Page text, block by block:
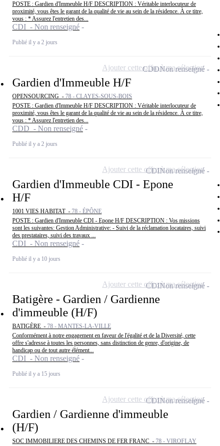
POSTE : Gardien d'Immeuble H/F DESCRIPTION : Véritable interlocuteur de
proximité, vous êtes le garant de la qualité de vie au sein de la résidence. À ce titre,
vous : * Assurez l'entretien des...
CDI - Non renseigné
Publié il y a 2 jours
Gardien d'Immeuble H/F
OPENSOURCING - 78 - CLAYES-SOUS-BOIS
POSTE : Gardien d'Immeuble H/F DESCRIPTION : Véritable interlocuteur de
proximité, vous êtes le garant de la qualité de vie au sein de la résidence. À ce titre,
vous : * Assurez l'entretien des...
CDD - Non renseigné
Publié il y a 2 jours
CDDNon renseigné
Ajouter cette offre à ma sélection
Gardien d'Immeuble CDI - Epone
H/F
1001 VIES HABITAT - 78 - ÉPÔNE
POSTE : Gardien d'Immeuble CDI - Epone H/F DESCRIPTION : Vos missions
sont les suivantes: Gestion Administrative: - Suivi de la réclamation locataires, suivi
des prestataires, suivi des travaux ...
CDI - Non renseigné
Publié il y a 10 jours
CDINon renseigné
Ajouter cette offre à ma sélection
Batigère - Gardien / Gardienne
d'immeuble (H/F)
BATIGÈRE - 78 - MANTES-LA-VILLE
Conformément à notre engagement en faveur de l'égalité et de la Diversité, cette
offre s'adresse à toutes les personnes, sans distinction de genre, d'origine, de
handicap ou de tout autre élément...
CDI - Non renseigné
Publié il y a 15 jours
CDINon renseigné
Ajouter cette offre à ma sélection
Gardien / Gardienne d'immeuble
(H/F)
SOC IMMOBILIERE DES CHEMINS DE FER FRANC - 78 - VIROFLAY
CDINon renseigné
Ajouter cette offre à ma sélection